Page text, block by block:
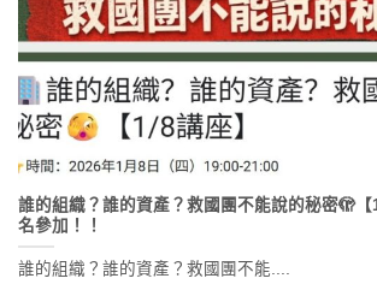
誰的組織？誰的資產？救國團不能說的秘密🫣
名參加！！
誰的組織？誰的資產？救國團不能....